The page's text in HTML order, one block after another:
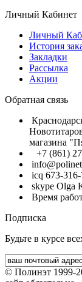
Личный Кабинет
Личный
История
Закладки
Рассылка
Акции
Обратная связь
магазина
+7 (861)
icq 673-
skype Olga
Время
Подписка
Будьте в курсе
© Полинэт 1999-